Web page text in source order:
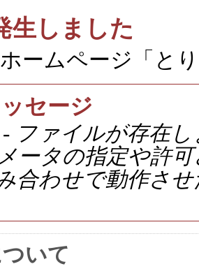
生しました
ームページ「と
セージ
- ファイルが存在
ータの指定や許
合わせで動作さ
いて